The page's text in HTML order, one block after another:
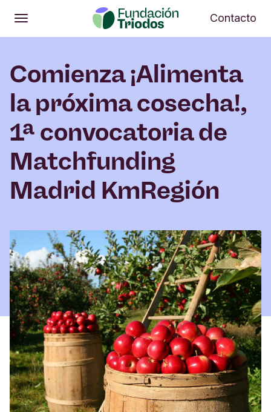
Abrir
Menú principal
Abrir
Contacto
Comienza ¡Alimenta
la próxima cosecha!,
1ª convocatoria de
Matchfunding
Madrid KmRegión